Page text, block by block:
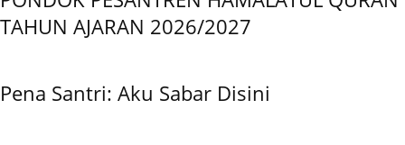
TAHUN AJARAN 2026/2027
Pena Santri: Aku Sabar Disini